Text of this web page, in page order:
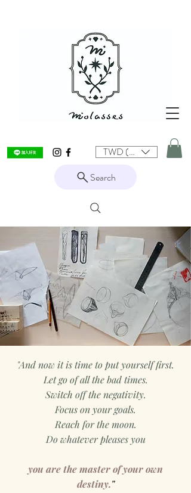
TWD (NT$)
Search
"And now it is time to put yourself first.
Let go of all the bad times.
Switch off the negativity.
Focus on your goals.
Reach for the moon.
Do whatever pleases you
you are the master of your own
destiny."